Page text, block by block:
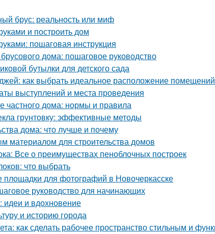
брус: реальность или миф
и построить дом
пошаговая инструкция
дома: пошаговое руководство
бутылки для детского сада
как выбрать идеальное расположение помещений
выступлений и места проведения
частного дома: нормы и правила
грунтовку: эффективные методы
дома: что лучше и почему
материалом для строительства домов
Все о преимуществах пеноблочных построек
что выбрать
для фотографий в Новочеркасске
руководство для начинающих
идеи и вдохновение
и историю города
как сделать рабочее пространство стильным и